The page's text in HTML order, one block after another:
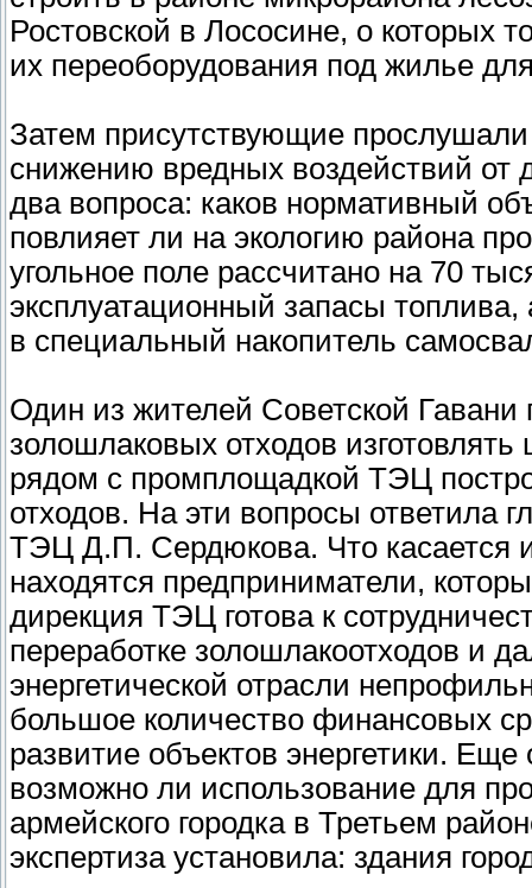
Ростовской в Лососине, о которых
их переоборудования под жилье
Затем присутствующие
снижению вредных воздействий от
два вопроса: каков нормативный
повлияет ли на экологию района
угольное поле рассчитано на 70
эксплуатационный запасы
в специальный накопитель
Один из жителей Советской
золошлаковых отходов
рядом с промплощадкой ТЭЦ
отходов. На эти вопросы ответила
ТЭЦ Д.П. Сердюкова. Что касается
находятся предприниматели,
дирекция ТЭЦ готова к
переработке золошлакоотходов и
энергетической отрасли
большое количество финансовых
развитие объектов энергетики.
возможно ли использование для
армейского городка в Третьем
экспертиза установила: здания